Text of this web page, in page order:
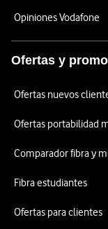
Opiniones Vodafone
Ofertas y
Ofertas nuevos
Ofertas portabilidad
Comparador fibra y
Fibra estudiantes
Ofertas para clientes